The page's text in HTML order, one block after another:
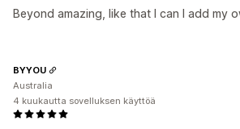
Beyond amazing, like that I can I add my
BYYOU
Australia
4 kuukautta sovelluksen käyttöä